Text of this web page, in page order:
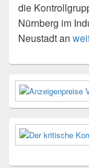
die
Nürnberg im
Neustadt an
Primärer
Seitenleisten-
Widgetbereich